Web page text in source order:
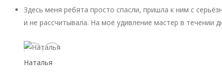
Здесь меня ребята просто спасли, пришла к ним с
и не рассчитывала. На моё удивление мастер в течении
Наталья